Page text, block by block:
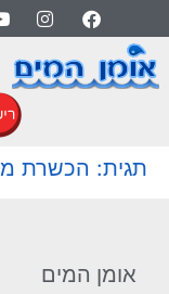
תגית: הכשרת
אומן המים